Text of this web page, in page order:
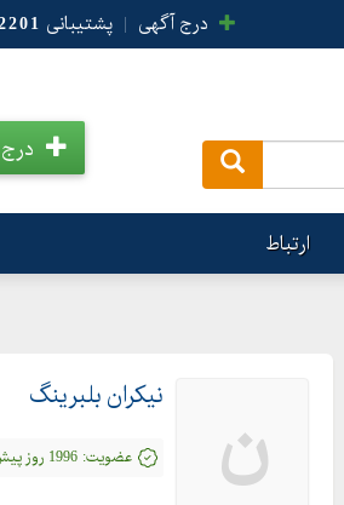
درج آگهی | پشتیبانی
ارتباط
ن نیکران بلبرینگ
عضویت: 1996 روز پیش